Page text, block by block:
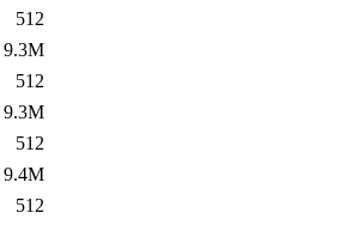
512
9.3M
512
9.3M
512
9.4M
512